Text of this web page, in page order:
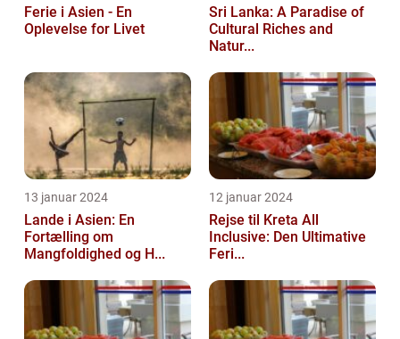
Ferie i Asien - En
Oplevelse for Livet
Sri Lanka: A Paradise of
Cultural Riches and
Natur...
13 januar 2024
Lande i Asien: En
Fortælling om
Mangfoldighed og H...
12 januar 2024
Rejse til Kreta All
Inclusive: Den Ultimative
Feri...